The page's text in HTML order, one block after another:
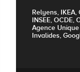
Relyens,
INSEE, OCDE,
Agence
Invalides,